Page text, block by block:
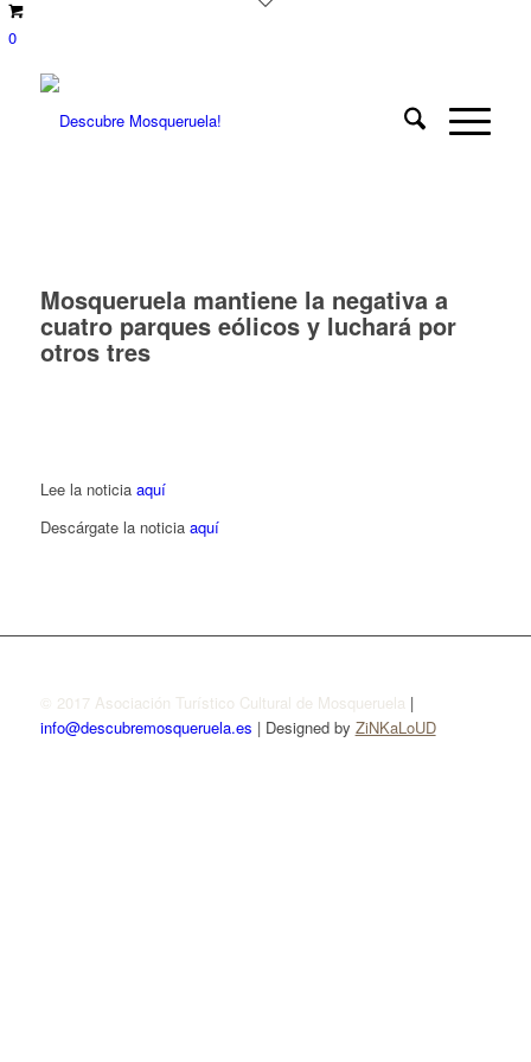
0
Mosqueruela mantiene la negativa a
cuatro parques eólicos y luchará por
otros tres
Lee la noticia aquí
Descárgate la noticia aquí
© 2017 Asociación Turístico Cultural de Mosqueruela|
info@descubremosqueruela.es | Designed by ZiNKaLoUD